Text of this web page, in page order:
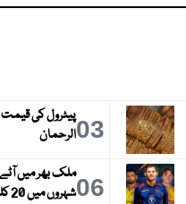
03الرحمان
06ملک بھر میں
شہروں میں 20 کلو تھیلا 100 روپے تک مہنگا